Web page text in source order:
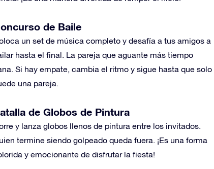
de Baile
un set de música completo y desafía a tus amigos a
hasta el final. La pareja que aguante más tiempo
Si hay empate, cambia el ritmo y sigue hasta que solo
una pareja.
de Globos de Pintura
y lanza globos llenos de pintura entre los invitados.
termine siendo golpeado queda fuera. ¡Es una forma
y emocionante de disfrutar la fiesta!